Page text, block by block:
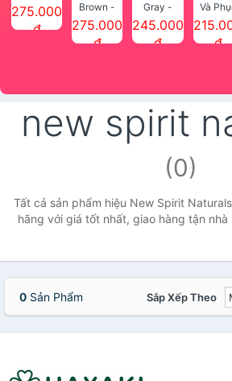
SMART
PEELING
275.000
đ
Brown -
Nâu Sáng]
Phấn che
275.000
đ
Gray -
Khói] Bột
kẻ chân
Face Shop
245.000
đ
Và
Hồi
Essential
đ
new spirit
(0)
Tất cả sản phẩm hiệu New Spirit
hãng với giá tốt nhất, giao hàng tận nhà
0 Sản Phẩm Sắp Xếp Theo